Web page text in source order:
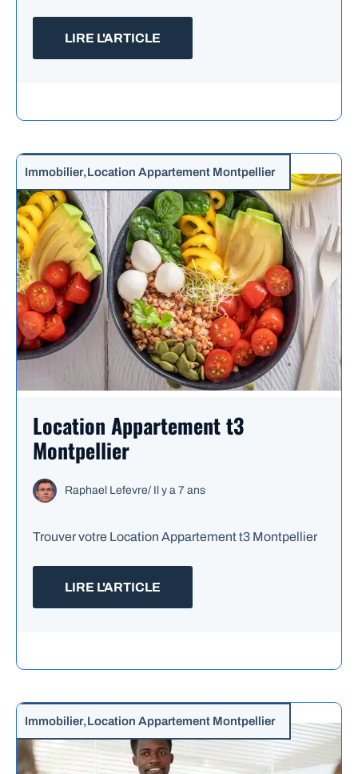
LIRE L'ARTICLE
Immobilier,Location Appartement Montpellier
Location Appartement t3
Montpellier
Raphael Lefevre/ Il y a 7 ans
Trouver votre Location Appartement t3 Montpellier
LIRE L'ARTICLE
Immobilier,Location Appartement Montpellier